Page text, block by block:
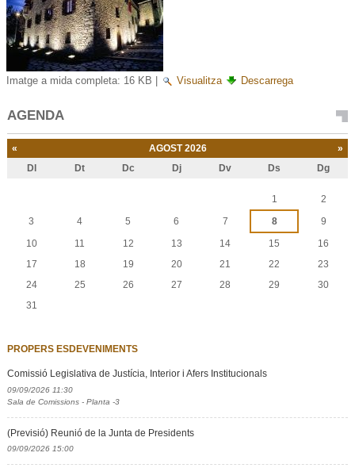
Imatge a mida completa: 16 KB Visualitza Descarrega
AGENDA
« AGOST 2026 »
Dl Dt Dc Dj Dv Ds Dg
1
2
3
4 5 6 7 8
9
10
11 12 13 14 15
16
17
18 19 20 21 22
23
24
25 26 27 28 29
30
31
PROPERS ESDEVENIMENTS
Comissió Legislativa de Justícia, Interior i Afers Institucionals
09/09/2026 11:30
Sala de Comissions - Planta -3
(Previsió) Reunió de la Junta de Presidents
09/09/2026 15:00